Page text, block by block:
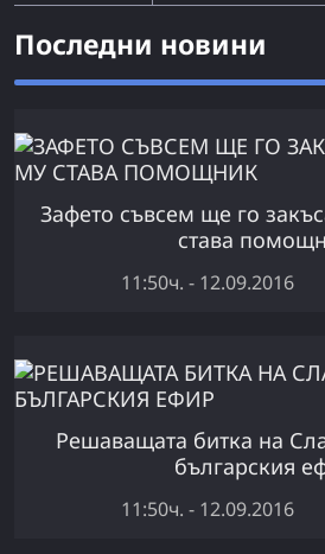
Последни новини
Зафето съвсем ще го
става
11:50ч. - 12.09.2016
Решаващата битка на
българския
11:50ч. - 12.09.2016